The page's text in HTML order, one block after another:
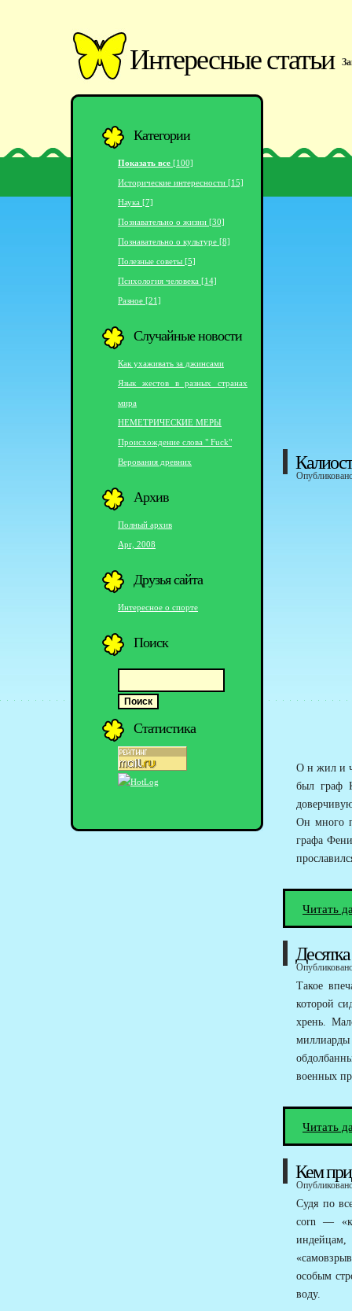
Интересные статьи
О н жил и
был граф
Он много
графа
Читать
Такое
которой
хрень.
военных
Читать
Кем
Судя по
corn —
индейцам,
особым
воду.
Категории
Показать все [100]
Исторические интересности [15]
Наука [7]
Познавательно о жизни [30]
Познавательно о культуре [8]
Полезные советы [5]
Психология человека [14]
Разное [21]
Случайные новости
Как ухаживать за джинсами
Язык жестов в разных странах
мира
НЕМЕТРИЧЕСКИЕ МЕРЫ
Происхождение слова " Fuck"
Верования древних
Архив
Полный архив
Apr, 2008
Друзья сайта
Интересное о спорте
Поиск
Статистика